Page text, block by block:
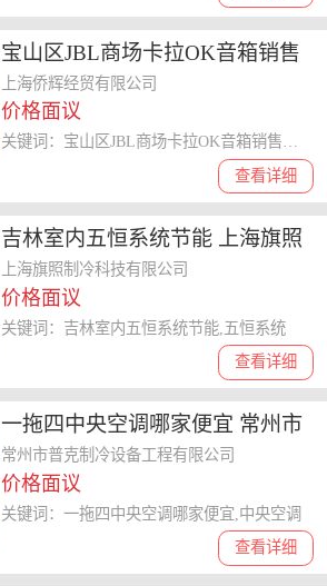
宝山区JBL商场卡拉OK音箱销售
电话 上海侨辉经贸供应
上海侨辉经贸有限公司
价格面议
查看详细
关键词：宝山区JBL商场卡拉OK音箱销售电话,卡拉OK音箱
吉林室内五恒系统节能 上海旗照
制冷科技供应
上海旗照制冷科技有限公司
价格面议
查看详细
关键词：吉林室内五恒系统节能,五恒系统
一拖四中央空调哪家便宜 常州市
普克制冷设备供应
常州市普克制冷设备工程有限公司
价格面议
查看详细
关键词：一拖四中央空调哪家便宜,中央空调